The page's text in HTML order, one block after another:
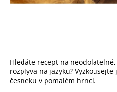
Hledáte recept na
rozplývá na jazyku?
česneku v pomalém hrnci.